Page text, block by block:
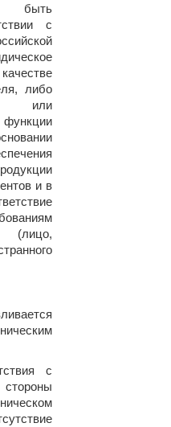
быть
с
либо
или
и в
(лицо,
с